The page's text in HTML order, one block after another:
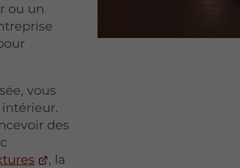
ou un
vous
des
, la